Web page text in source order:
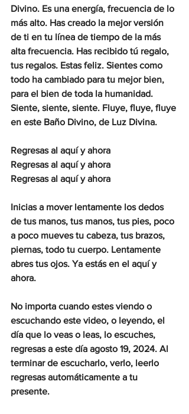
Divino. Es una energía, frecuencia de lo
más alto. Has creado la mejor versión
de ti en tu línea de tiempo de la más
alta frecuencia. Has recibido tú regalo,
tus regalos. Estas feliz. Sientes como
todo ha cambiado para tu mejor bien,
para el bien de toda la humanidad.
Siente, siente, siente. Fluye, fluye, fluye
en este Baño Divino, de Luz Divina.
Regresas al aquí y ahora
Regresas al aquí y ahora
Regresas al aquí y ahora
Inicias a mover lentamente los dedos
de tus manos, tus manos, tus pies, poco
a poco mueves tu cabeza, tus brazos,
piernas, todo tu cuerpo. Lentamente
abres tus ojos. Ya estás en el aquí y
ahora.
No importa cuando estes viendo o
escuchando este video, o leyendo, el
día que lo veas o leas, lo escuches,
regresas a este día agosto 19, 2024. Al
terminar de escucharlo, verlo, leerlo
regresas automáticamente a tu
presente.